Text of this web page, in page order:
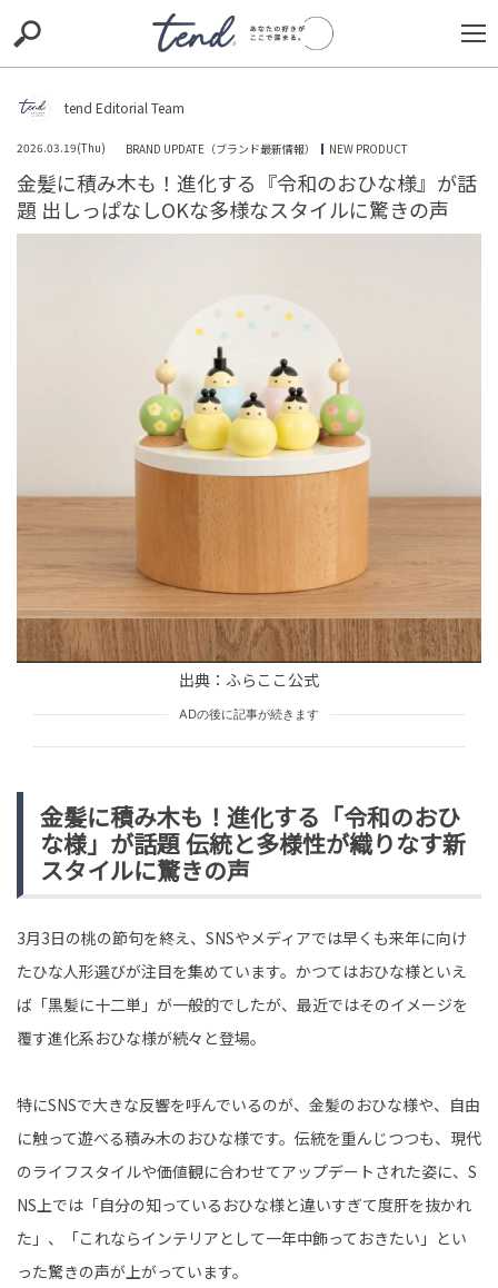
trill nordot RECOMMEND ARENA TOP
蓮舫氏がヘッダー画像の変更をめぐる報道に苦言「特別
な意味はない」と一蹴するも、漂う政治的野心への疑念
と冷ややかな視線
元店長。だが、私が告げた事実に表情が一変【短編小
説】
TREND（トレンド深堀）
STORY
tend Editorial Team
TREND（トレンド深堀）
STORY
tend Editorial Team
tend Editorial Team
2026.03.19(Thu) BRAND UPDATE（ブランド最新情報） NEW PRODUCT
金髪に積み木も！進化する『令和のおひな様』が話
題 出しっぱなしOKな多様なスタイルに驚きの声
出典：ふらここ公式
ADの後に記事が続きます
金髪に積み木も！進化する「令和のおひ
な様」が話題 伝統と多様性が織りなす新
スタイルに驚きの声
3月3日の桃の節句を終え、SNSやメディアでは早くも来年に向け
たひな人形選びが注目を集めています。かつてはおひな様といえ
ば「黒髪に十二単」が一般的でしたが、最近ではそのイメージを
覆す進化系おひな様が続々と登場。
特にSNSで大きな反響を呼んでいるのが、金髪のおひな様や、自由
に触って遊べる積み木のおひな様です。伝統を重んじつつも、現代
のライフスタイルや価値観に合わせてアップデートされた姿に、S
NS上では「自分の知っているおひな様と違いすぎて度肝を抜かれ
た」、「これならインテリアとして一年中飾っておきたい」とい
った驚きの声が上がっています。